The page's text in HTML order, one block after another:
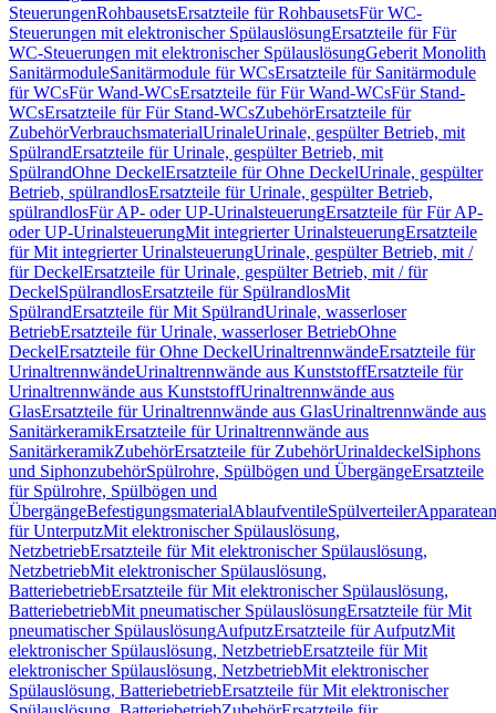
SteuerungenRohbausetsErsatzteile für RohbausetsFür WC-
Steuerungen mit elektronischer SpülauslösungErsatzteile für Für
WC-Steuerungen mit elektronischer SpülauslösungGeberit Monolith
SanitärmoduleSanitärmodule für WCsErsatzteile für Sanitärmodule
für WCsFür Wand-WCsErsatzteile für Für Wand-WCsFür Stand-
WCsErsatzteile für Für Stand-WCsZubehörErsatzteile für
ZubehörVerbrauchsmaterialUrinaleUrinale, gespülter Betrieb, mit
SpülrandErsatzteile für Urinale, gespülter Betrieb, mit
SpülrandOhne DeckelErsatzteile für Ohne DeckelUrinale, gespülter
Betrieb, spülrandlosErsatzteile für Urinale, gespülter Betrieb,
spülrandlosFür AP- oder UP-UrinalsteuerungErsatzteile für Für AP-
oder UP-UrinalsteuerungMit integrierter UrinalsteuerungErsatzteile
für Mit integrierter UrinalsteuerungUrinale, gespülter Betrieb, mit /
für DeckelErsatzteile für Urinale, gespülter Betrieb, mit / für
DeckelSpülrandlosErsatzteile für SpülrandlosMit
SpülrandErsatzteile für Mit SpülrandUrinale, wasserloser
BetriebErsatzteile für Urinale, wasserloser BetriebOhne
DeckelErsatzteile für Ohne DeckelUrinaltrennwändeErsatzteile für
UrinaltrennwändeUrinaltrennwände aus KunststoffErsatzteile für
Urinaltrennwände aus KunststoffUrinaltrennwände aus
GlasErsatzteile für Urinaltrennwände aus GlasUrinaltrennwände aus
SanitärkeramikErsatzteile für Urinaltrennwände aus
SanitärkeramikZubehörErsatzteile für ZubehörUrinaldeckelSiphons
und SiphonzubehörSpülrohre, Spülbögen und ÜbergängeErsatzteile
für Spülrohre, Spülbögen und
ÜbergängeBefestigungsmaterialAblaufventileSpülverteiler
für UnterputzMit elektronischer Spülauslösung,
NetzbetriebErsatzteile für Mit elektronischer Spülauslösung,
NetzbetriebMit elektronischer Spülauslösung,
BatteriebetriebErsatzteile für Mit elektronischer Spülauslösung,
BatteriebetriebMit pneumatischer SpülauslösungErsatzteile für Mit
pneumatischer SpülauslösungAufputzErsatzteile für AufputzMit
elektronischer Spülauslösung, NetzbetriebErsatzteile für Mit
elektronischer Spülauslösung, NetzbetriebMit elektronischer
Spülauslösung, BatteriebetriebErsatzteile für Mit elektronischer